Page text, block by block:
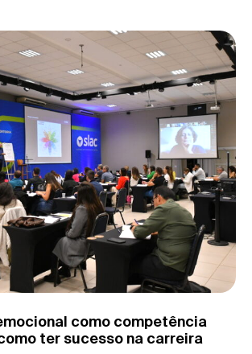
como competência
ter sucesso na carreira